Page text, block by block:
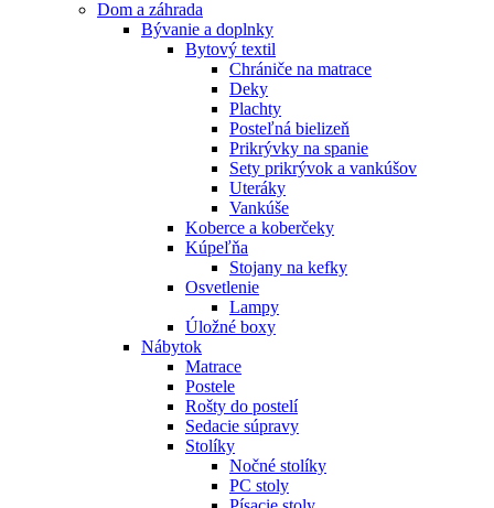
Dom a záhrada
Bývanie a doplnky
Bytový textil
Chrániče na matrace
Deky
Plachty
Posteľná bielizeň
Prikrývky na spanie
Sety prikrývok a vankúšov
Uteráky
Vankúše
Koberce a koberčeky
Kúpeľňa
Stojany na kefky
Osvetlenie
Lampy
Úložné boxy
Nábytok
Matrace
Postele
Rošty do postelí
Sedacie súpravy
Stolíky
Nočné stolíky
PC stoly